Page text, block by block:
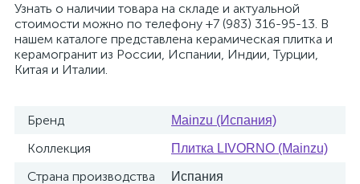
Узнать о наличии товара на складе и актуальной
стоимости можно по телефону +7 (983) 316-95-13. В
нашем каталоге представлена керамическая плитка и
керамогранит из России, Испании, Индии, Турции,
Китая и Италии.
Бренд Mainzu (Испания)
Коллекция Плитка LIVORNO (Mainzu)
Страна производства Испания